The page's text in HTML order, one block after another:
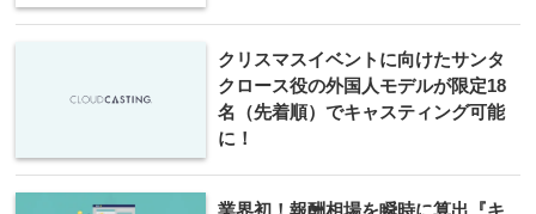
クリスマスイベントに向けたサンタ
クロース役の外国人モデルが限定18
名（先着順）でキャスティング可能
に！